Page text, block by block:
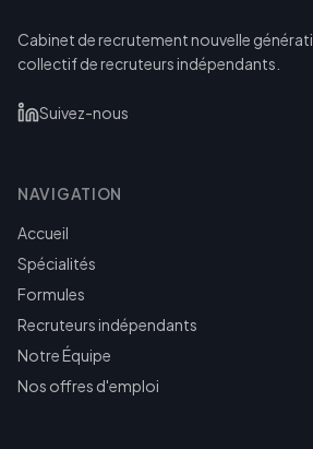
Cabinet de recrutement nouvelle
collectif de recruteurs indépendants.
Suivez-nous
NAVIGATION
Accueil
Spécialités
Formules
Recruteurs indépendants
Notre Équipe
Nos offres d'emploi